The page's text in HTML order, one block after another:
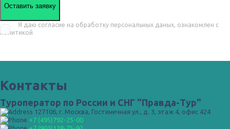
Оставить заявку
Я даю согласие на обработку персональных даных, ознакомлен с
политикой
Контакты
Туроператор по России и СНГ "Правда-Тур"
127106, г. Москва, Гостиничная ул., д. 3, этаж 4, офис 424
+7 (495)792-25-00